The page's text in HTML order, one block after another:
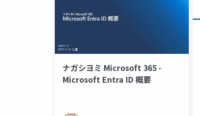
ナガシヨミ Microsoft 365 -
Microsoft Entra ID 概要